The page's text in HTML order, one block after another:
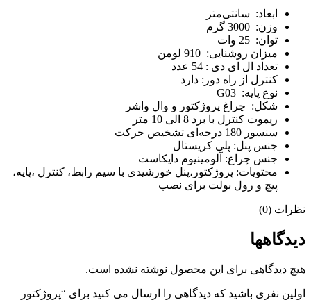
ابعاد: سانتی‌متر
وزن:
توان:
میزان روشنایی:
تعداد ال ای دی : 54 عدد
کنترل از راه دور: دارد
نوع پایه:
شکل: چراغ پروژکتور و وال واشر
ریموت کنترل با برد 8 الی 10 متر
سنسور 180 درجه‌ای تشخیص حرکت
جنس پنل: پلی کریستال
جنس چراغ: آلومینیوم دایکاست
محتویات: پروژکتور،پنل خورشیدی با سیم رابط، کنترل ،پایه،
پیچ و رول بولت برای نصب
نظرات (0)
دیدگاهها
هیچ دیدگاهی برای این محصول نوشته نشده است.
اولین نفری باشید که دیدگاهی را ارسال می کنید برای “پروژکتور